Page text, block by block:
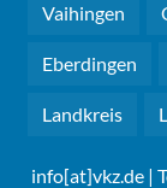
Vaihingen
Eberdingen
Landkreis
info[at]vkz.de |